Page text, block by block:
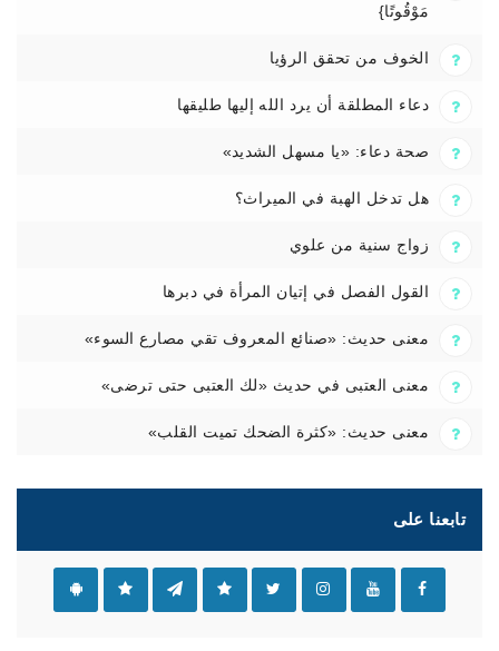
مَوْقُوتًا}
الخوف من تحقق الرؤيا
دعاء المطلقة أن يرد الله إليها طليقها
صحة دعاء: «يا مسهل الشديد»
هل تدخل الهبة في الميراث؟
زواج سنية من علوي
القول الفصل في إتيان المرأة في دبرها
معنى حديث: «صنائع المعروف تقي مصارع السوء»
معنى العتبى في حديث «لك العتبى حتى ترضى»
معنى حديث: «كثرة الضحك تميت القلب»
تابعنا على